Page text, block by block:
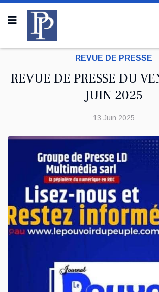
REVUE DE PRESSE
REVUE DE PRESSE DU
JUIN 2025
13 Juin 2025